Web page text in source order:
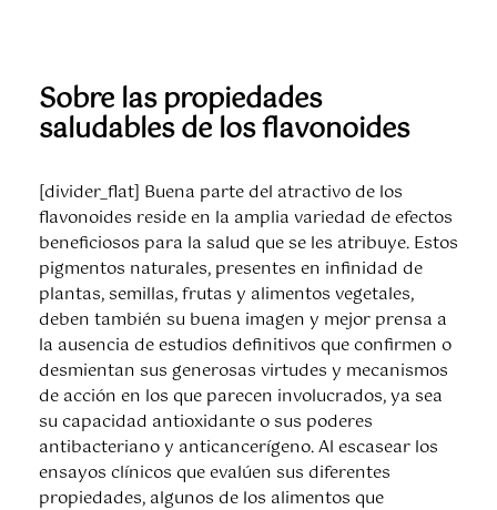
Sobre las propiedades
saludables de los flavonoides
[divider_flat] Buena parte del atractivo de los
flavonoides reside en la amplia variedad de efectos
beneficiosos para la salud que se les atribuye. Estos
pigmentos naturales, presentes en infinidad de
plantas, semillas, frutas y alimentos vegetales,
deben también su buena imagen y mejor prensa a
la ausencia de estudios definitivos que confirmen o
desmientan sus generosas virtudes y mecanismos
de acción en los que parecen involucrados, ya sea
su capacidad antioxidante o sus poderes
antibacteriano y anticancerígeno. Al escasear los
ensayos clínicos que evalúen sus diferentes
propiedades, algunos de los alimentos que